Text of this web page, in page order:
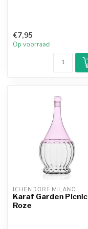
€7,95
Op voorraad
ICHENDORF MILANO
Karaf Garden Picnic
Roze